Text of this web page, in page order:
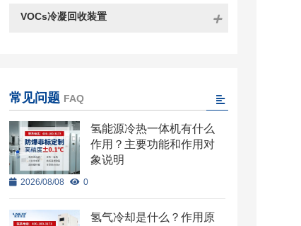
VOCs冷凝回收装置
常见问题 FAQ
氢能源冷热一体机有什么
作用？主要功能和作用对
象说明
2026/08/08 0
氢气冷却是什么？作用原